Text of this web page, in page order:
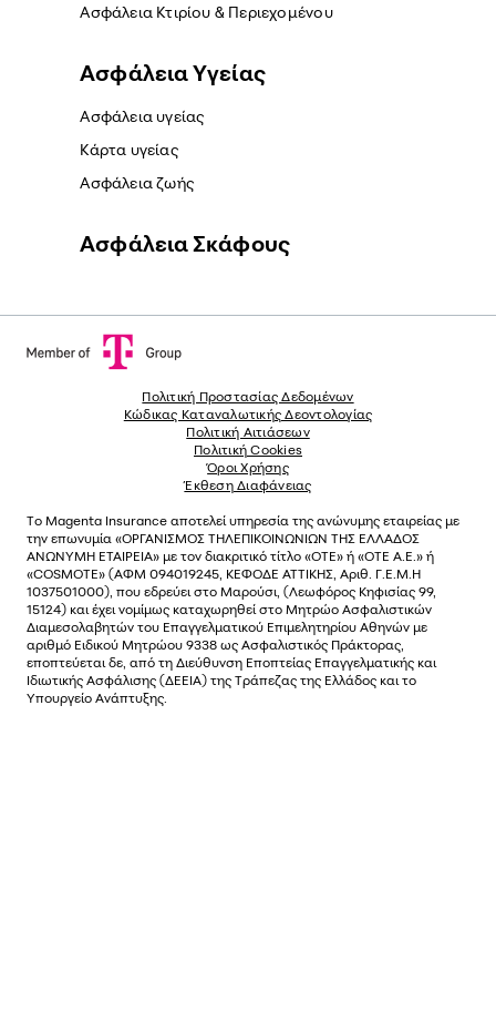
Ασφάλεια Κτιρίου & Περιεχομένου
Ασφάλεια Yγείας
Ασφάλεια υγείας
Κάρτα υγείας
Ασφάλεια ζωής
Ασφάλεια Σκάφους
Πολιτική Προστασίας Δεδομένων
Κώδικας Καταναλωτικής Δεοντολογίας
Πολιτική Αιτιάσεων
Πολιτική Cookies
Όροι Χρήσης
Έκθεση Διαφάνειας
Το Magenta Insurance αποτελεί υπηρεσία της ανώνυµης εταιρείας µε
την επωνυµία «ΟΡΓΑΝΙΣΜΟΣ ΤΗΛΕΠΙΚΟΙΝΩΝΙΩΝ ΤΗΣ ΕΛΛΑΔΟΣ
ΑΝΩΝΥΜΗ ΕΤΑΙΡΕΙΑ» µε τον διακριτικό τίτλο «OTE» ή «ΟΤΕ Α.Ε.» ή
«COSMOTE» (ΑΦΜ 094019245, ΚΕΦΟΔΕ ΑΤΤΙΚΗΣ, Αριθ. Γ.Ε.Μ.Η
1037501000), που εδρεύει στο Μαρούσι, (Λεωφόρος Κηφισίας 99,
15124) και έχει νοµίµως καταχωρηθεί στο Μητρώο Ασφαλιστικών
Διαµεσολαβητών του Επαγγελµατικού Επιµελητηρίου Αθηνών µε
αριθµό Ειδικού Μητρώου 9338 ως Ασφαλιστικός Πράκτορας,
εποπτεύεται δε, από τη Διεύθυνση Εποπτείας Επαγγελματικής και
Ιδιωτικής Ασφάλισης (ΔΕΕΙΑ) της Τράπεζας της Ελλάδος και το
Υπουργείο Ανάπτυξης.